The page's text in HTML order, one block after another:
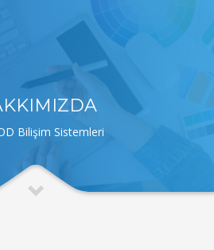
Bilişim Sistemleri